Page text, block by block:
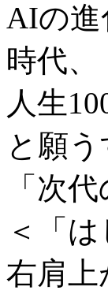
AIの進
時代
人生
と願
「次
＜「
右肩